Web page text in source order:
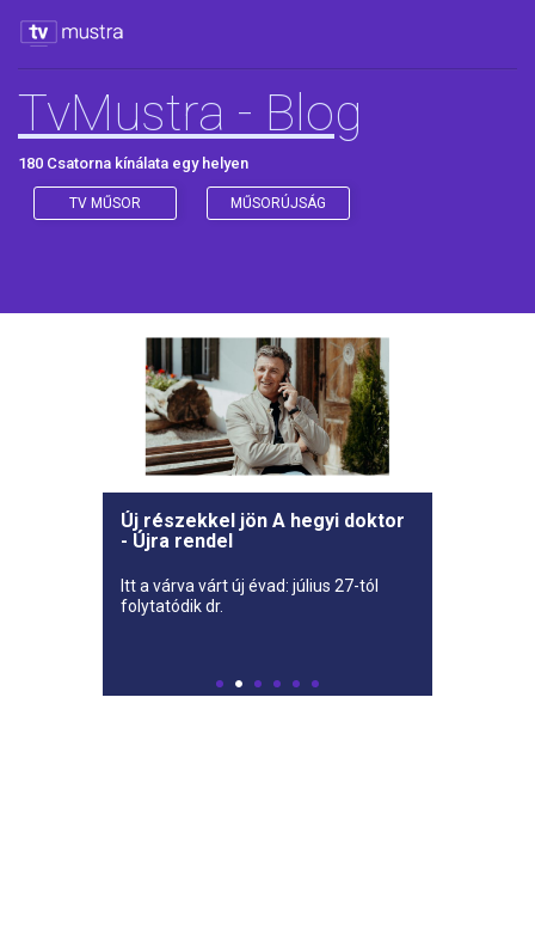
TvMustra - Blog
180 Csatorna kínálata egy helyen
TV MŰSOR MŰSORÚJSÁG
Új részekkel jön A hegyi doktor
- Újra rendel
Itt a várva várt új évad: július 27-tól
folytatódik dr.